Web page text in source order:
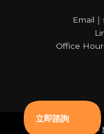
Email
Office
© Copyright -